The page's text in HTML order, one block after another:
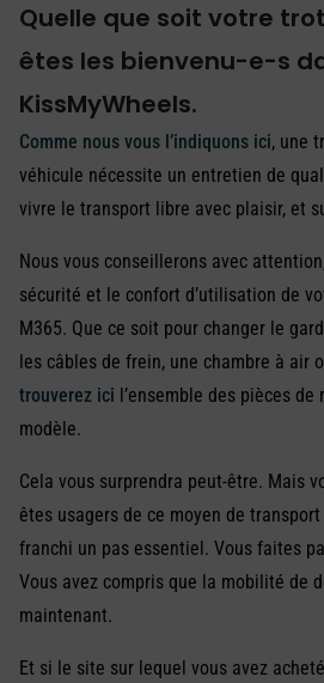
Quelle que soit votre
êtes les bienvenu-e-s
KissMyWheels.
Comme nous vous l’indiquons ici, une
véhicule nécessite un entretien de
vivre le transport libre avec plaisir, et
Nous vous conseillerons avec
sécurité et le confort d’utilisation de
M365. Que ce soit pour changer le
les câbles de frein, une chambre à air
trouverez ici l’ensemble des pièces de
modèle.
Cela vous surprendra peut-être. Mais
êtes usagers de ce moyen de
franchi un pas essentiel. Vous faites
Vous avez compris que la mobilité de
maintenant.
Et si le site sur lequel vous avez